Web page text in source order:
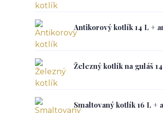
Antikorový kotlík 14 L +
Železný kotlík na guláš
Smaltovaný kotlík 16 L +